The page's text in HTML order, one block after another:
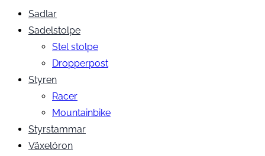
Sadlar
Sadelstolpe
Stel stolpe
Dropperpost
Styren
Racer
Mountainbike
Styrstammar
Växelöron